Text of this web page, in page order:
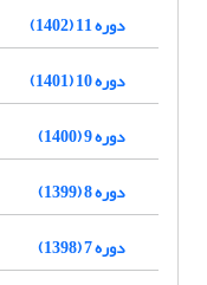
دوره 11 (1402)
دوره 10 (1401)
دوره 9 (1400)
دوره 8 (1399)
دوره 7 (1398)